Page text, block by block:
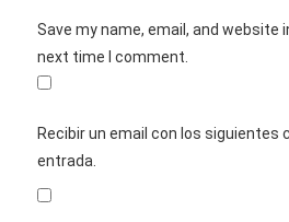
Save my name, email, and website
next time I comment.
Recibir un email con los siguientes
entrada.